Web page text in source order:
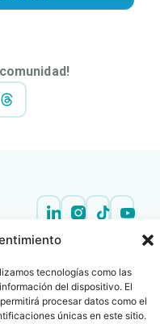
tecnologías como las
del dispositivo. El
procesar datos como el
únicas en este sitio.
Barcelona
3ª 08006
932 014 655